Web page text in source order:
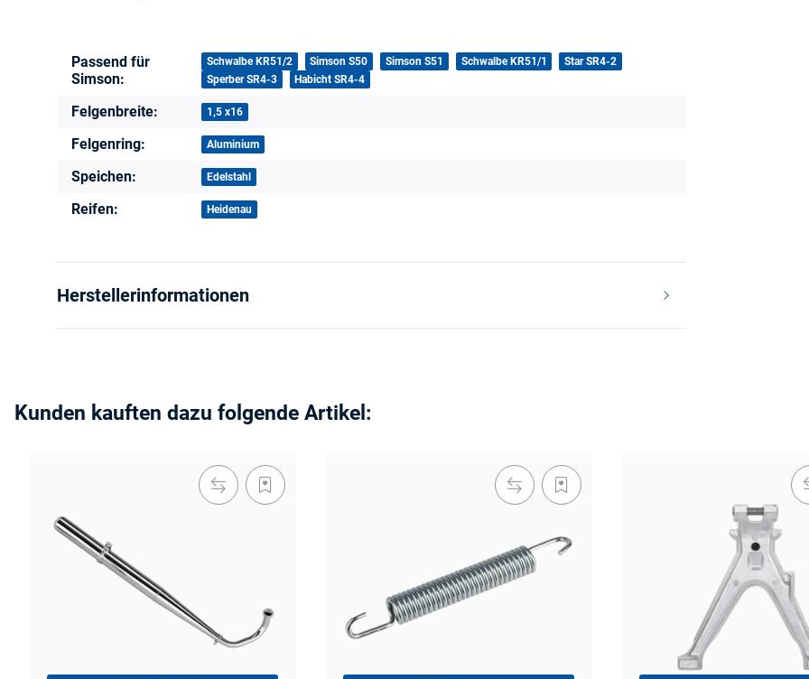
Produkteigenschaft
Wert
Passend für
Simson:
Schwalbe KR51/2 Simson S50 Simson S51 Schwalbe KR51/1
Star SR4-2
Sperber SR4-3
Habicht SR4-4
Felgenbreite: 1,5 x16
Felgenring: Aluminium
Speichen: Edelstahl
Reifen: Heidenau
Herstellerinformationen
Kunden kauften dazu folgende Artikel: